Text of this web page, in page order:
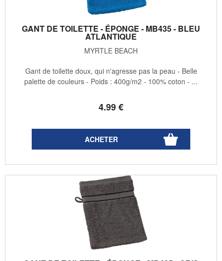
GANT DE TOILETTE - ÉPONGE - MB435 - BLEU
ATLANTIQUE
MYRTLE BEACH
4.99€
Gant de toilette doux, qui n'agresse pas la peau - Belle
palette de couleurs - Poids : 400g/m2 - 100% coton - ...